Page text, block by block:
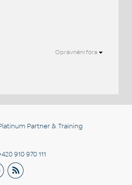
Oprávnění fóra
Partner & Training
910 970 111